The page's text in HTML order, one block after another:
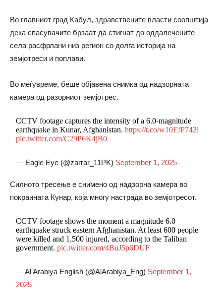
Во главниот град Кабул, здравствените власти соопштија
дека спасувачите брзаат да стигнат до оддалечените
села расфрлани низ регион со долга историја на
земјотреси и поплави.
Во меѓувреме, беше објавена снимка од надзорната
камера од разорниот земјотрес.
CCTV footage captures the intensity of a 6.0-magnitude
earthquake in Kunar, Afghanistan.https://t.co/w10EfP742l
pic.twitter.com/C29P6K4jB0
— Eagle Eye (@zarrar_11PK) September 1, 2025
Силното тресење е снимено од надзорна камера во
покраината Кунар, која многу настрада во земјотресот.
CCTV footage shows the moment a magnitude 6.0
earthquake struck eastern Afghanistan. At least 600 people
were killed and 1,500 injured, according to the Taliban
government.pic.twitter.com/4BuJ5p6DUF
— Al Arabiya English (@AlArabiya_Eng) September 1,
2025